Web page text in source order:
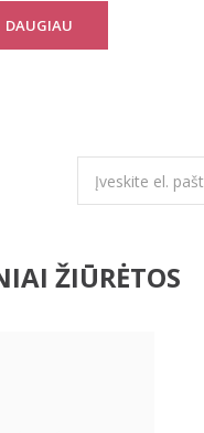
DAUGIAU
ŽIŪRĖTOS